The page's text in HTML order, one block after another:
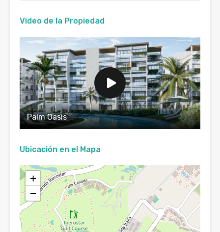
Video de la Propiedad
Palm Oasis
Ubicación en el Mapa
+
−